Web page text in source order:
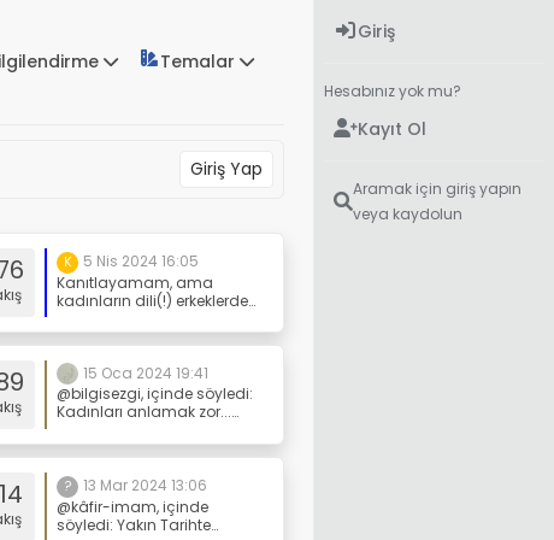
Temalar
Giriş Yap
K
5 Nis 2024 16:05
Kanıtlayamam, ama
kadınların dili(!) erkeklerden
15 Oca 2024 19:41
@bilgisezgi, içinde söyledi:
Kadınları anlamak zor...
olmazdık dedi. Nenem de
allahı da bir yaratan var"
dedi. Neneniz zeki kadınmış
çünkü Hocanın o şekilde
?
13 Mar 2024 13:06
@kâfir-imam, içinde
söyledi: Yakın Tarihte
Giriş
Hesabınız yok mu?
Kayıt Ol
Aramak için giriş yapın
veya kaydolun